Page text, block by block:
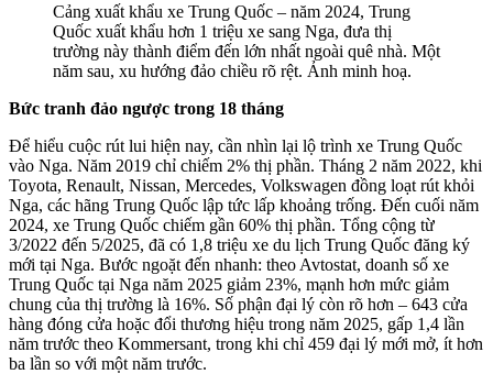
Cảng xuất khẩu xe Trung Quốc – năm 2024, Trung
Quốc xuất khẩu hơn 1 triệu xe sang Nga, đưa thị
trường này thành điểm đến lớn nhất ngoài quê nhà. Một
năm sau, xu hướng đảo chiều rõ rệt. Ảnh minh hoạ.
Bức tranh đảo ngược trong 18 tháng
Để hiểu cuộc rút lui hiện nay, cần nhìn lại lộ trình xe Trung Quốc
vào Nga. Năm 2019 chỉ chiếm 2% thị phần. Tháng 2 năm 2022, khi
Toyota, Renault, Nissan, Mercedes, Volkswagen đồng loạt rút khỏi
Nga, các hãng Trung Quốc lập tức lấp khoảng trống. Đến cuối năm
2024, xe Trung Quốc chiếm gần 60% thị phần. Tổng cộng từ
3/2022 đến 5/2025, đã có 1,8 triệu xe du lịch Trung Quốc đăng ký
mới tại Nga. Bước ngoặt đến nhanh: theo Avtostat, doanh số xe
Trung Quốc tại Nga năm 2025 giảm 23%, mạnh hơn mức giảm
chung của thị trường là 16%. Số phận đại lý còn rõ hơn – 643 cửa
hàng đóng cửa hoặc đổi thương hiệu trong năm 2025, gấp 1,4 lần
năm trước theo Kommersant, trong khi chỉ 459 đại lý mới mở, ít hơn
ba lần so với một năm trước.